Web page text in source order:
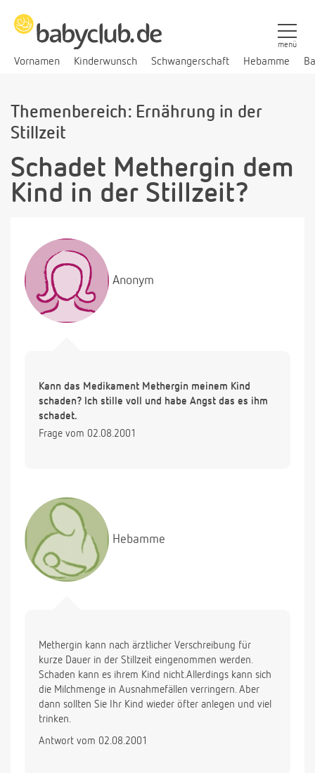
Vornamen Kinderwunsch Schwangerschaft Hebamme
menü
Themenbereich: Ernährung in der
Stillzeit
Schadet Methergin dem
Kind in der Stillzeit?
Anonym
Kann das Medikament Methergin meinem Kind
schaden? Ich stille voll und habe Angst das es ihm
schadet.
Frage vom 02.08.2001
Hebamme
Methergin kann nach ärztlicher Verschreibung für
kurze Dauer in der Stillzeit eingenommen werden.
Schaden kann es ihrem Kind nicht.Allerdings kann sich
die Milchmenge in Ausnahmefällen verringern. Aber
dann sollten Sie Ihr Kind wieder öfter anlegen und viel
trinken.
Antwort vom 02.08.2001